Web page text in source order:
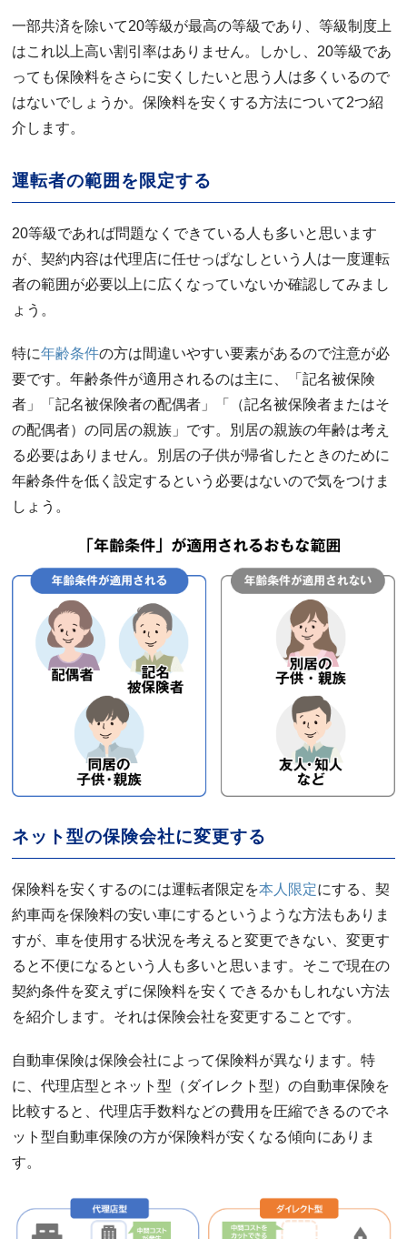
一部共済を除いて20等級が最高の等級であり、等級制度上
はこれ以上高い割引率はありません。しかし、20等級であ
っても保険料をさらに安くしたいと思う人は多くいるので
はないでしょうか。保険料を安くする方法について2つ紹
介します。
運転者の範囲を限定する
20等級であれば問題なくできている人も多いと思います
が、契約内容は代理店に任せっぱなしという人は一度運転
者の範囲が必要以上に広くなっていないか確認してみまし
ょう。
特に年齢条件の方は間違いやすい要素があるので注意が必
要です。年齢条件が適用されるのは主に、「記名被保険
者」「記名被保険者の配偶者」「（記名被保険者またはそ
の配偶者）の同居の親族」です。別居の親族の年齢は考え
る必要はありません。別居の子供が帰省したときのために
年齢条件を低く設定するという必要はないので気をつけま
しょう。
ネット型の保険会社に変更する
保険料を安くするのには運転者限定を本人限定にする、契
約車両を保険料の安い車にするというような方法もありま
すが、車を使用する状況を考えると変更できない、変更す
ると不便になるという人も多いと思います。そこで現在の
契約条件を変えずに保険料を安くできるかもしれない方法
を紹介します。それは保険会社を変更することです。
自動車保険は保険会社によって保険料が異なります。特
に、代理店型とネット型（ダイレクト型）の自動車保険を
比較すると、代理店手数料などの費用を圧縮できるのでネ
ット型自動車保険の方が保険料が安くなる傾向にありま
す。